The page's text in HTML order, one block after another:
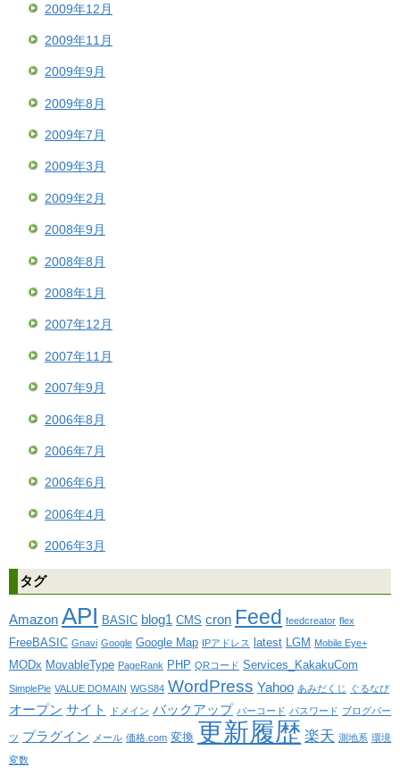
2009年12月
2009年11月
2009年9月
2009年8月
2009年7月
2009年3月
2009年2月
2008年9月
2008年8月
2008年1月
2007年12月
2007年11月
2007年9月
2006年8月
2006年7月
2006年6月
2006年4月
2006年3月
タグ
Amazon API BASIC blog1 CMS cron Feed feedcreator flex
FreeBASIC Gnavi Google Google Map IPアドレス latest LGM Mobile Eye+
MODx MovableType PageRank PHP QRコード Services_KakakuCom
SimplePie VALUE DOMAIN WGS84 WordPress Yahoo あみだくじ ぐるなび
オープン サイト ドメイン バックアップ バーコード パスワード ブログパー
ツ プラグイン メール 価格.com 変換 更新履歴 楽天 測地系 環境
変数